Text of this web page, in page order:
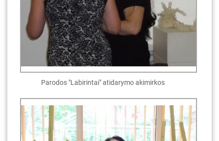
Parodos "Labirintai" atidarymo akimirkos